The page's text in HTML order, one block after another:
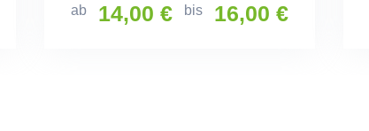
ab 14,00 € bis 16,00 €